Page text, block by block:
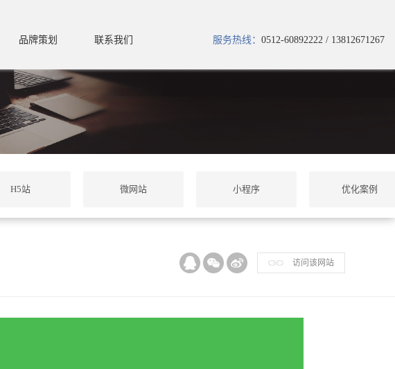
品牌策划 联系我们 服务热线： 0512-60892222 / 13812671267
H5站 微网站 小程序 优化案例
访问该网站